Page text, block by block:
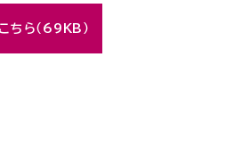
ちら（69KB）